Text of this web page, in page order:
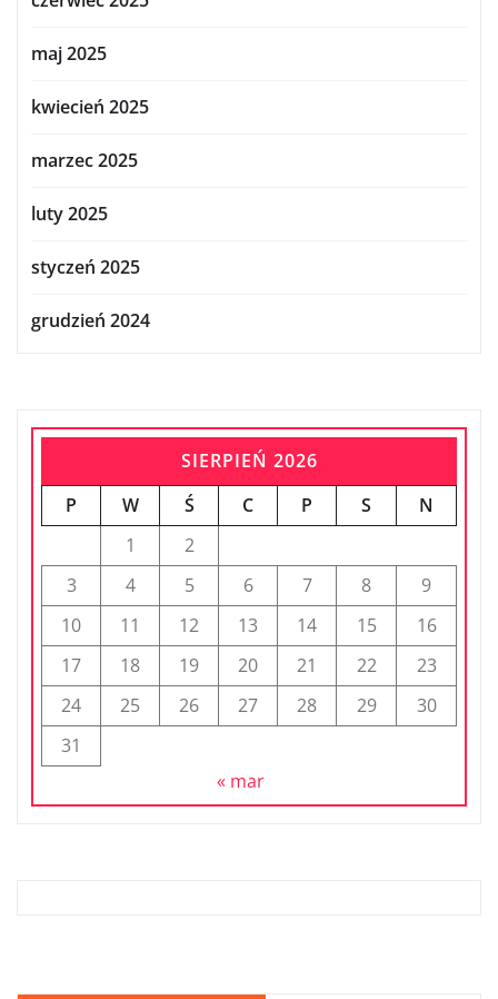
maj 2025
kwiecień 2025
marzec 2025
luty 2025
styczeń 2025
grudzień 2024
SIERPIEŃ 2026
P
W Ś C P S
N
1
2
3
4 5 6 7 8
9
10
11 12 13 14 15
16
17
18 19 20 21 22
23
24
25 26 27 28 29
30
31
« mar